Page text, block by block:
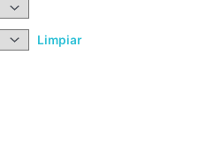
Limpiar